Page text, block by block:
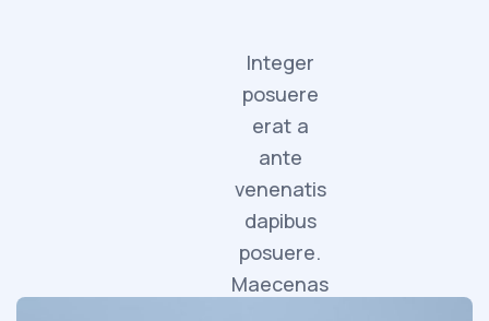
Integer
posuere
erat a
ante
venenatis
dapibus
posuere.
Maecenas